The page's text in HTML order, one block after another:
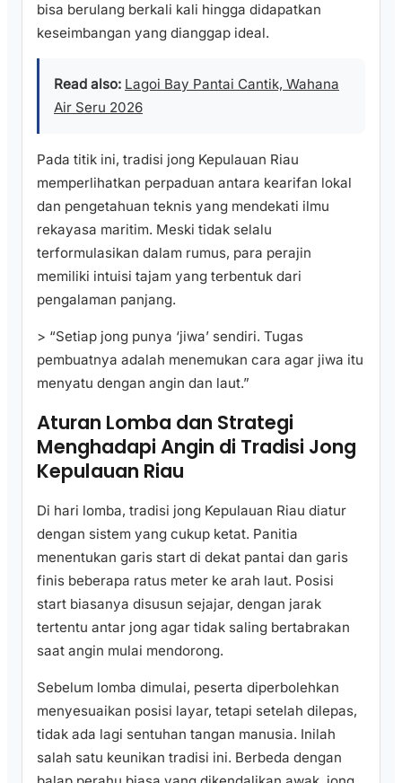
bisa berulang berkali kali hingga didapatkan
keseimbangan yang dianggap ideal.
Read also: Lagoi Bay Pantai Cantik, Wahana
Air Seru 2026
Pada titik ini, tradisi jong Kepulauan Riau
memperlihatkan perpaduan antara kearifan lokal
dan pengetahuan teknis yang mendekati ilmu
rekayasa maritim. Meski tidak selalu
terformulasikan dalam rumus, para perajin
memiliki intuisi tajam yang terbentuk dari
pengalaman panjang.
> “Setiap jong punya ‘jiwa’ sendiri. Tugas
pembuatnya adalah menemukan cara agar jiwa itu
menyatu dengan angin dan laut.”
Aturan Lomba dan Strategi
Menghadapi Angin di Tradisi Jong
Kepulauan Riau
Di hari lomba, tradisi jong Kepulauan Riau diatur
dengan sistem yang cukup ketat. Panitia
menentukan garis start di dekat pantai dan garis
finis beberapa ratus meter ke arah laut. Posisi
start biasanya disusun sejajar, dengan jarak
tertentu antar jong agar tidak saling bertabrakan
saat angin mulai mendorong.
Sebelum lomba dimulai, peserta diperbolehkan
menyesuaikan posisi layar, tetapi setelah dilepas,
tidak ada lagi sentuhan tangan manusia. Inilah
salah satu keunikan tradisi ini. Berbeda dengan